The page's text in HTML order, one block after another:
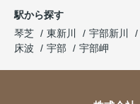
駅から探す
琴芝
東新川 宇部新川
床波
宇部 宇部岬